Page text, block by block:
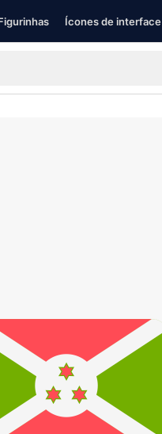
Ícones de interface